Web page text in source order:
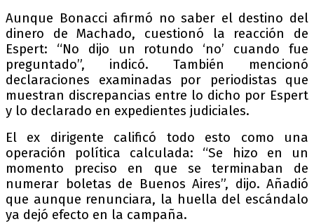
Aunque Bonacci afirmó no saber el destino del
dinero de Machado, cuestionó la reacción de
Espert: “No dijo un rotundo ‘no’ cuando fue
preguntado”, indicó. También mencionó
declaraciones examinadas por periodistas que
muestran discrepancias entre lo dicho por Espert
y lo declarado en expedientes judiciales.
El ex dirigente calificó todo esto como una
operación política calculada: “Se hizo en un
momento preciso en que se terminaban de
numerar boletas de Buenos Aires”, dijo. Añadió
que aunque renunciara, la huella del escándalo
ya dejó efecto en la campaña.